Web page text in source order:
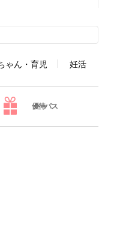
ゃん・育児 妊活
優待パス